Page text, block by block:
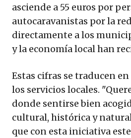
asciende a 55 euros por
autocaravanistas por la
directamente a los
y la economía local han
Estas cifras se traducen
los servicios locales.
donde sentirse bien
cultural, histórica y
que con esta iniciativa